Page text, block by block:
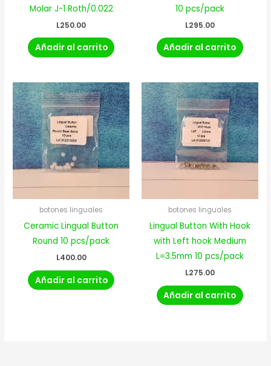
Molar J-1 Roth/0.022
L250.00
Añadir al carrito
10 pcs/pack
L295.00
Añadir al carrito
botones linguales
Ceramic Lingual Button
Round 10 pcs/pack
L400.00
Añadir al carrito
botones linguales
Lingual Button With Hook
with Left hook Medium
L=3.5mm 10 pcs/pack
L275.00
Añadir al carrito